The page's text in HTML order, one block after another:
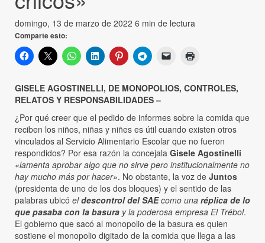
domingo, 13 de marzo de 2022 6 min de lectura
Comparte esto:
GISELE AGOSTINELLI, DE MONOPOLIOS, CONTROLES,
RELATOS Y RESPONSABILIDADES –
¿Por qué creer que el pedido de informes sobre la comida que
reciben los niños, niñas y niñes es útil cuando existen otros
vinculados al Servicio Alimentario Escolar que no fueron
respondidos? Por esa razón la concejala Gisele Agostinelli
«lamenta aprobar algo que no sirve pero institucionalmente no
hay mucho más por hacer». No obstante, la voz de Juntos
(presidenta de uno de los dos bloques) y el sentido de las
palabras ubicó eldescontrol del SAEcomo una réplica de lo
que pasaba con la basura y la poderosa empresa El Trébol.
El gobierno que sacó al monopolio de la basura es quien
sostiene el monopolio digitado de la comida que llega a las